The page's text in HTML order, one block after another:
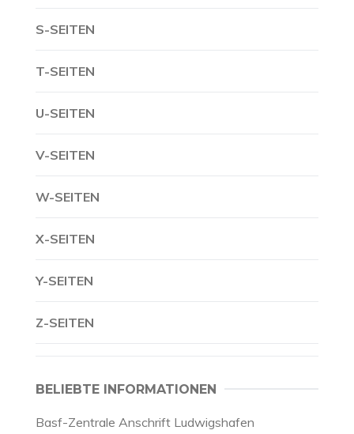
S-SEITEN
T-SEITEN
U-SEITEN
V-SEITEN
W-SEITEN
X-SEITEN
Y-SEITEN
Z-SEITEN
BELIEBTE INFORMATIONEN
Basf-Zentrale Anschrift Ludwigshafen